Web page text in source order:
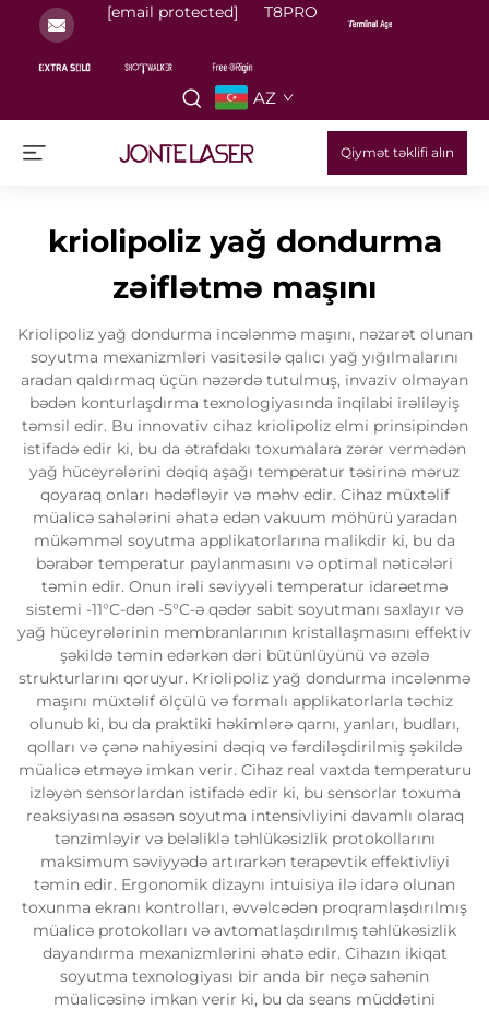
[email protected] T8PRO
AZ
Qiymət təklifi alın
kriolipoliz yağ dondurma
zəiflətmə maşını
Kriolipoliz yağ dondurma incələnmə maşını, nəzarət olunan
soyutma mexanizmləri vasitəsilə qalıcı yağ yığılmalarını
aradan qaldırmaq üçün nəzərdə tutulmuş, invaziv olmayan
bədən konturlaşdırma texnologiyasında inqilabi irəliləyiş
təmsil edir. Bu innovativ cihaz kriolipoliz elmi prinsipindən
istifadə edir ki, bu da ətrafdakı toxumalara zərər vermədən
yağ hüceyrələrini dəqiq aşağı temperatur təsirinə məruz
qoyaraq onları hədəfləyir və məhv edir. Cihaz müxtəlif
müalicə sahələrini əhatə edən vakuum möhürü yaradan
mükəmməl soyutma applikatorlarına malikdir ki, bu da
bərabər temperatur paylanmasını və optimal nəticələri
təmin edir. Onun irəli səviyyəli temperatur idarəetmə
sistemi -11°C-dən -5°C-ə qədər sabit soyutmanı saxlayır və
yağ hüceyrələrinin membranlarının kristallaşmasını effektiv
şəkildə təmin edərkən dəri bütünlüyünü və əzələ
strukturlarını qoruyur. Kriolipoliz yağ dondurma incələnmə
maşını müxtəlif ölçülü və formalı applikatorlarla təchiz
olunub ki, bu da praktiki həkimlərə qarnı, yanları, budları,
qolları və çənə nahiyəsini dəqiq və fərdiləşdirilmiş şəkildə
müalicə etməyə imkan verir. Cihaz real vaxtda temperaturu
izləyən sensorlardan istifadə edir ki, bu sensorlar toxuma
reaksiyasına əsasən soyutma intensivliyini davamlı olaraq
tənzimləyir və beləliklə təhlükəsizlik protokollarını
maksimum səviyyədə artırarkən terapevtik effektivliyi
təmin edir. Ergonomik dizaynı intuisiya ilə idarə olunan
toxunma ekranı kontrolları, əvvəlcədən proqramlaşdırılmış
müalicə protokolları və avtomatlaşdırılmış təhlükəsizlik
dayandırma mexanizmlərini əhatə edir. Cihazın ikiqat
soyutma texnologiyası bir anda bir neçə sahənin
müalicəsinə imkan verir ki, bu da seans müddətini